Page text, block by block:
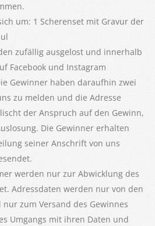
um: 1 Scherenset mit Gravur der
zufällig ausgelost und innerhalb
Facebook und Instagram
Gewinner haben daraufhin zwei
zu melden und die Adresse
der Anspruch auf den Gewinn,
Die Gewinner erhalten
seiner Anschrift von uns
werden nur zur Abwicklung des
Adressdaten werden nur von den
zum Versand des Gewinnes
Umgangs mit ihren Daten und